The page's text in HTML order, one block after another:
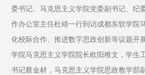
委书记、马克思主义学院党委副书记、纪
作办公室主任杜靖一行到访成都东软学院
化校际合作、推进数字思政创新等议题开
学院马克思主义学院院长欧阳稚文，学生
书记蔡金材，马克思主义学院思政教学部